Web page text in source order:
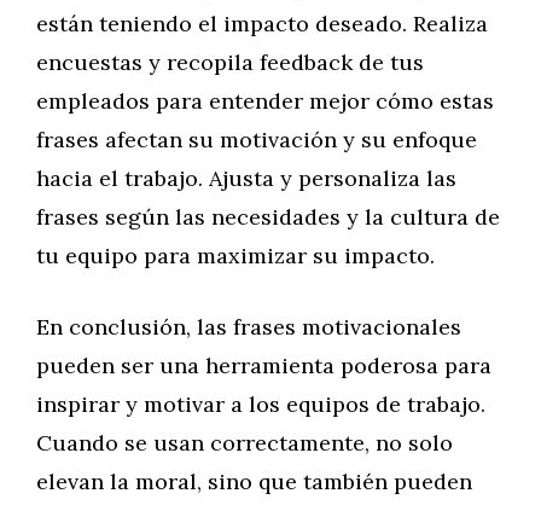
están teniendo el impacto deseado. Realiza
encuestas y recopila feedback de tus
empleados para entender mejor cómo estas
frases afectan su motivación y su enfoque
hacia el trabajo. Ajusta y personaliza las
frases según las necesidades y la cultura de
tu equipo para maximizar su impacto.
En conclusión, las frases motivacionales
pueden ser una herramienta poderosa para
inspirar y motivar a los equipos de trabajo.
Cuando se usan correctamente, no solo
elevan la moral, sino que también pueden